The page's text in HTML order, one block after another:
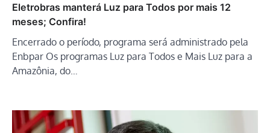
Eletrobras manterá Luz para Todos por mais 12
meses; Confira!
Encerrado o período, programa será administrado pela
Enbpar Os programas Luz para Todos e Mais Luz para a
Amazônia, do…